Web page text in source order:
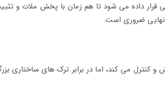
قرار داده می‌ شود تا هم‌ زمان با پخش ملات و
نهایی ضروری است.
می‌ کند، اما در برابر ترک‌ های ساختاری